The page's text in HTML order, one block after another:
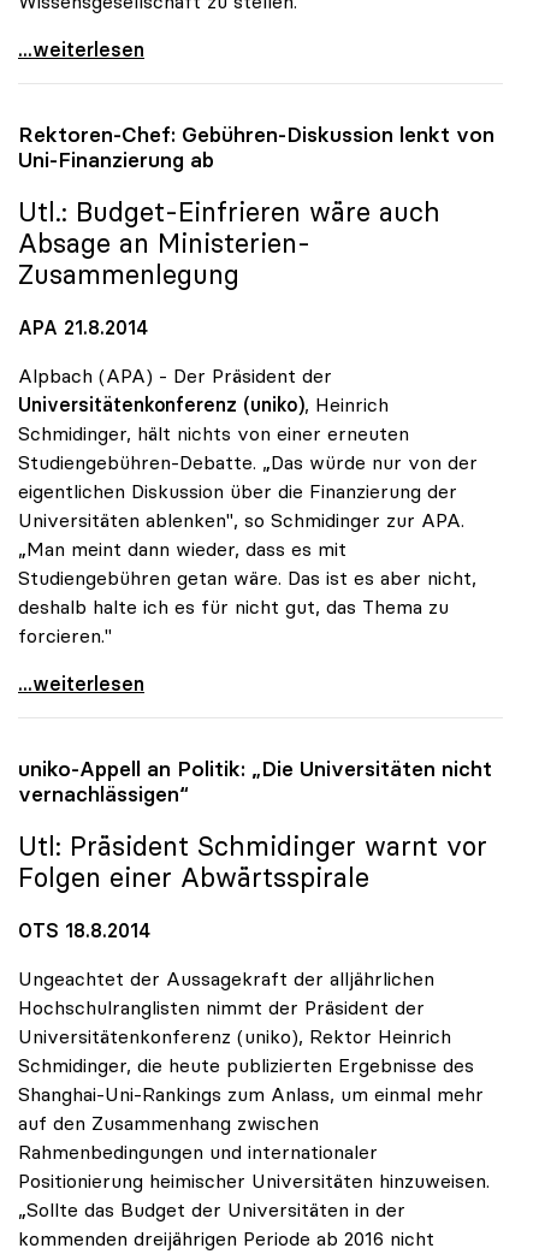
uniko: Regierungsumbildung als Chance zur Stärkung
...weiterlesen
Rektoren-Chef: Gebühren-Diskussion lenkt von
Uni-Finanzierung ab
Utl.: Budget-Einfrieren wäre auch
Absage an Ministerien-
Zusammenlegung
APA 21.8.2014
Alpbach (APA) - Der Präsident der
Universitätenkonferenz (uniko), Heinrich
Schmidinger, hält nichts von einer erneuten
Studiengebühren-Debatte. „Das würde nur von der
eigentlichen Diskussion über die Finanzierung der
Universitäten ablenken", so Schmidinger zur APA.
„Man meint dann wieder, dass es mit
Studiengebühren getan wäre. Das ist es aber nicht,
deshalb halte ich es für nicht gut, das Thema zu
forcieren."
Rektoren-Chef: Gebühren-Diskussion lenkt von
...weiterlesen
uniko-Appell an Politik: „Die Universitäten nicht
vernachlässigen“
Utl: Präsident Schmidinger warnt vor
Folgen einer Abwärtsspirale
OTS 18.8.2014
Ungeachtet der Aussagekraft der alljährlichen
Hochschulranglisten nimmt der Präsident der
Universitätenkonferenz (uniko), Rektor Heinrich
Schmidinger, die heute publizierten Ergebnisse des
Shanghai-Uni-Rankings zum Anlass, um einmal mehr
auf den Zusammenhang zwischen
Rahmenbedingungen und internationaler
Positionierung heimischer Universitäten hinzuweisen.
„Sollte das Budget der Universitäten in der
kommenden dreijährigen Periode ab 2016 nicht